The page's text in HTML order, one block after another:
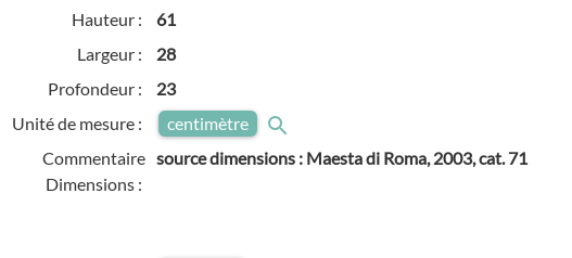
Hauteur :
61
Largeur :
28
Profondeur :
23
Unité de mesure :
centimètre
Commentaire
Dimensions :
source dimensions : Maesta di Roma, 2003, cat. 71